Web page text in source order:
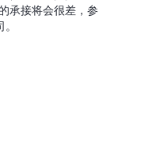
承接将会很差，参